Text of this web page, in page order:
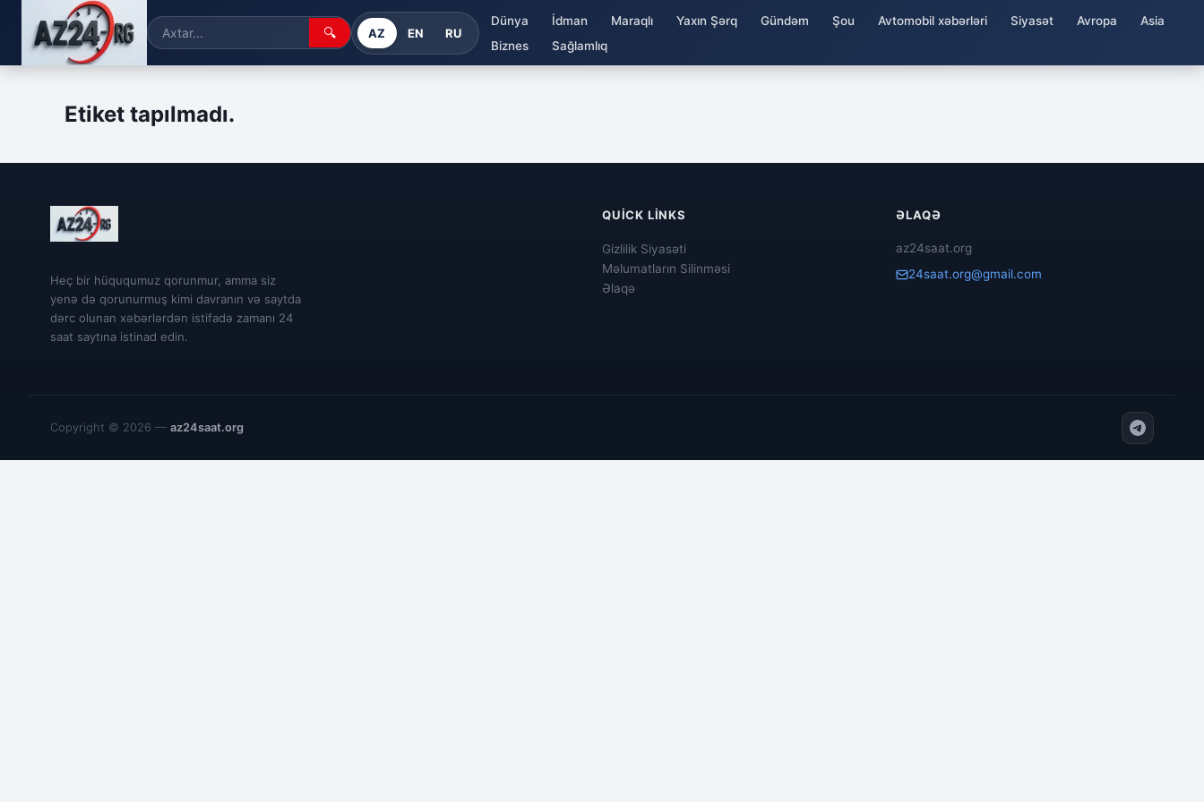
🔍 AZ EN RU
Dünya İdman Maraqlı Yaxın Şərq Gündəm Şou Avtomobil xəbərləri Siyasət Avropa
Asia
Biznes
Sağlamlıq
Etiket tapılmadı.
Heç bir hüququmuz qorunmur, amma siz
yenə də qorunurmuş kimi davranın və saytda
dərc olunan xəbərlərdən istifadə zamanı 24
saat saytına istinad edin.
QUICK LINKS
Gizlilik Siyasəti
Məlumatların Silinməsi
Əlaqə
ƏLAQƏ
az24saat.org
24saat.org@gmail.com
Copyright © 2026 — az24saat.org